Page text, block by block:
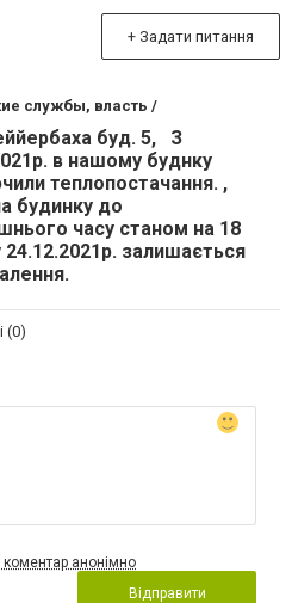
+ Задати питання
службы, власть /
буд. 5, З
в нашому буднку
теплопостачання. ,
будинку до
часу станом на 18
24.12.2021р. залишається
(0)
коментар анонімно
Відправити